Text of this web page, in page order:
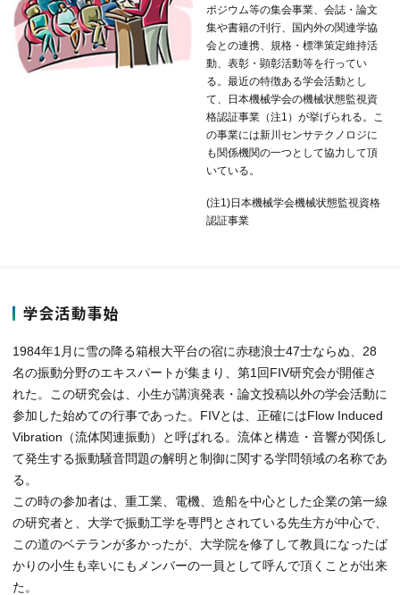
ポジウム等の集会事業、会誌・論文
集や書籍の刊行、国内外の関連学協
会との連携、規格・標準策定維持活
動、表彰・顕彰活動等を行ってい
る。最近の特徴ある学会活動とし
て、日本機械学会の機械状態監視資
格認証事業（注1）が挙げられる。こ
の事業には新川センサテクノロジに
も関係機関の一つとして協力して頂
いている。
(注1)日本機械学会機械状態監視資格
認証事業
学会活動事始
1984年1月に雪の降る箱根大平台の宿に赤穂浪士47士ならぬ、28
名の振動分野のエキスパートが集まり、第1回FIV研究会が開催さ
れた。この研究会は、小生が講演発表・論文投稿以外の学会活動に
参加した始めての行事であった。FIVとは、正確にはFlow Induced
Vibration（流体関連振動）と呼ばれる。流体と構造・音響が関係し
て発生する振動騒音問題の解明と制御に関する学問領域の名称であ
る。
この時の参加者は、重工業、電機、造船を中心とした企業の第一線
の研究者と、大学で振動工学を専門とされている先生方が中心で、
この道のベテランが多かったが、大学院を修了して教員になったば
かりの小生も幸いにもメンバーの一員として呼んで頂くことが出来
た。